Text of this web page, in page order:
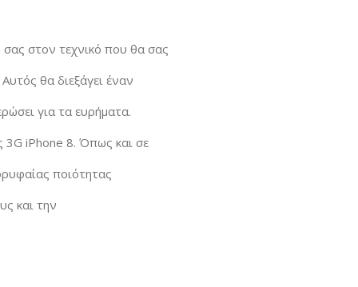
στον τεχνικό που θα σας
θα διεξάγει έναν
για τα ευρήματα.
3G iPhone 8. Όπως και σε
ποιότητας
και την